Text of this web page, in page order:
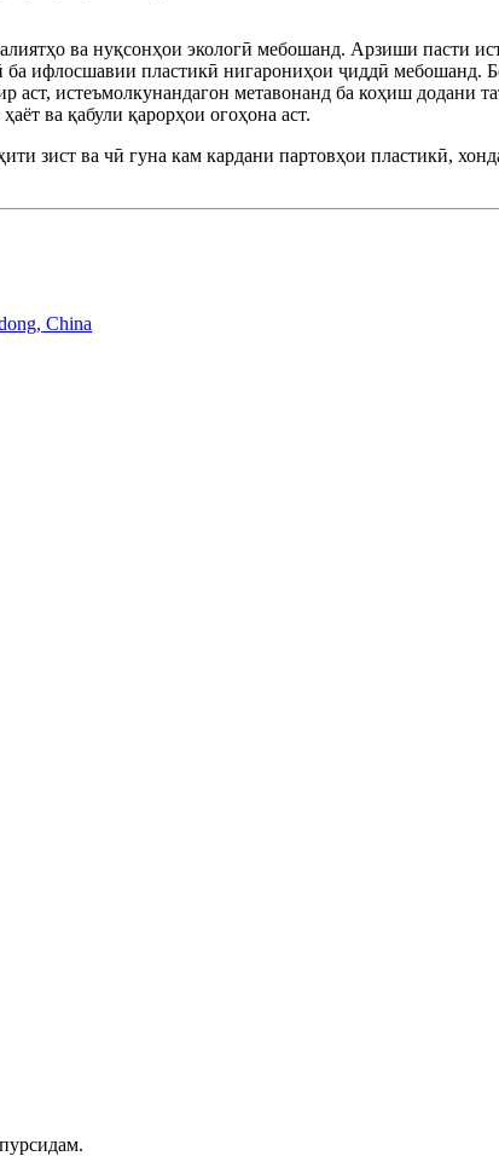
ва нуқсонҳои экологӣ мебошанд. Арзиши пасти
ифлосшавии пластикӣ нигарониҳои ҷиддӣ мебошанд.
аст, истеъмолкунандагон метавонанд ба коҳиш додани
ва қабули қарорҳои огоҳона аст.
зист ва чӣ гуна кам кардани партовҳои пластикӣ,
China